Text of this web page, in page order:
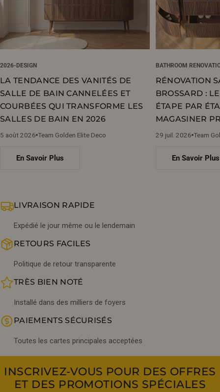
2026-DESIGN
LA TENDANCE DES VANITÉS DE
SALLE DE BAIN CANNELÉES ET
COURBÉES QUI TRANSFORME LES
SALLES DE BAIN EN 2026
5 août 2026 Team Golden Elite Deco
En Savoir Plus
BATHROOM
RÉNOVATION
BROSSARD :
ÉTAPE PAR
MAGASINER
29 juil. 2026 Team
En Savoir Plus
LIVRAISON RAPIDE
Expédié le jour même ou le lendemain
RETOURS FACILES
Politique de retour transparente
TRÈS BIEN NOTÉ
Installé dans des milliers de foyers
PAIEMENTS SÉCURISÉS
Toutes les cartes principales acceptées
INSCRIVEZ-VOUS POUR DES OFFRES
ET DES PROMOTIONS SPÉCIALES